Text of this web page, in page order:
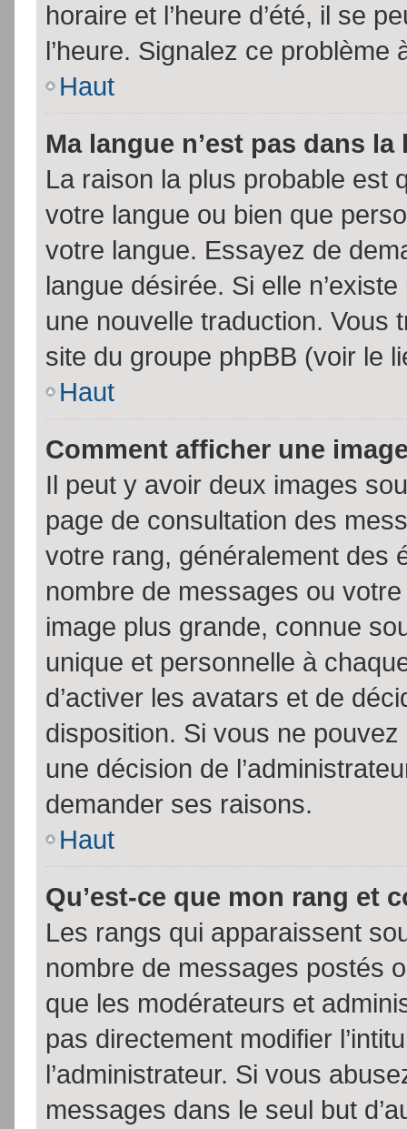
horaire et l’heure d’été, il se
l’heure. Signalez ce problème
Haut
Ma langue n’est pas dans la
La raison la plus probable est
votre langue ou bien que
votre langue. Essayez de
langue désirée. Si elle
une nouvelle traduction. Vous
site du groupe phpBB (voir le
Haut
Comment afficher une
Il peut y avoir deux images
page de consultation des
votre rang, généralement des
nombre de messages ou
image plus grande, connue
unique et personnelle à
d’activer les avatars et de
disposition. Si vous ne pouvez
une décision de
demander ses raisons.
Haut
Qu’est-ce que mon rang et
Les rangs qui apparaissent
nombre de messages postés
que les modérateurs et
pas directement modifier
l’administrateur. Si vous
messages dans le seul but